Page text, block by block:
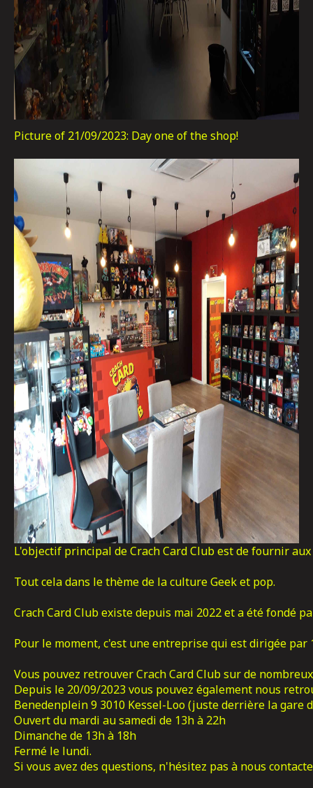
Picture of 21/09/2023: Day one of the shop!
L'objectif principal de Crach Card Club est de fournir
Tout cela dans le thème de la culture Geek et pop.
Crach Card Club existe depuis mai 2022 et a été fondé
Pour le moment, c'est une entreprise qui est dirigée par
Depuis le 20/09/2023 vous pouvez également nous
Benedenplein 9 3010 Kessel-Loo (juste derrière la gare
Ouvert du mardi au samedi de 13h à 22h
Dimanche de 13h à 18h
Fermé le lundi.
Si vous avez des questions, n'hésitez pas à nous